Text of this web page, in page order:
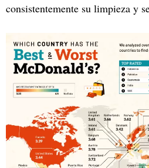
consistentemente su limpieza y